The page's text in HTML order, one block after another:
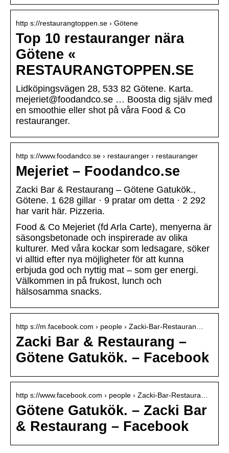
http s://restaurangtoppen.se › Götene
Top 10 restauranger nära
Götene «
RESTAURANGTOPPEN.SE
Lidköpingsvägen 28, 533 82 Götene. Karta.
mejeriet@foodandco.se … Boosta dig själv med
en smoothie eller shot på våra Food & Co
restauranger.
http s://www.foodandco.se › restauranger › restauranger
Mejeriet – Foodandco.se
Zacki Bar & Restaurang – Götene Gatukök.,
Götene. 1 628 gillar · 9 pratar om detta · 2 292
har varit här. Pizzeria.
Food & Co Mejeriet (fd Arla Carte), menyerna är
säsongsbetonade och inspirerade av olika
kulturer. Med våra kockar som ledsagare, söker
vi alltid efter nya möjligheter för att kunna
erbjuda god och nyttig mat – som ger energi.
Välkommen in på frukost, lunch och
hälsosamma snacks.
http s://m.facebook.com › people › Zacki-Bar-Restauran…
Zacki Bar & Restaurang –
Götene Gatukök. – Facebook
http s://www.facebook.com › people › Zacki-Bar-Restaura…
Götene Gatukök. – Zacki Bar
& Restaurang – Facebook